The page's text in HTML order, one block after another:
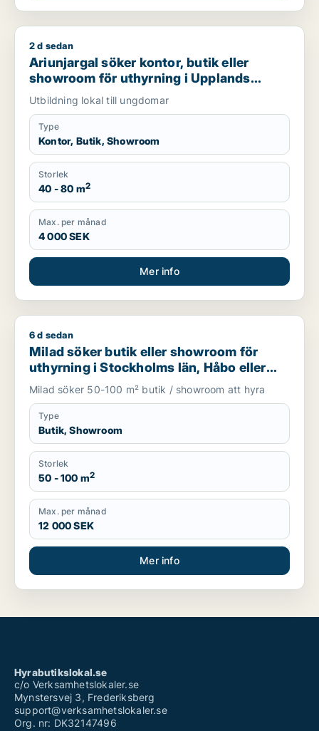
Ariunjargal söker kontor, butik eller showroom för
2 d sedan
Ariunjargal söker kontor, butik eller
showroom för uthyrning i Upplands
Väsby, Sollentuna eller Sundbyberg m.fl.
Utbildning lokal till ungdomar
Type
Kontor, Butik, Showroom
Storlek
40 - 80 m2
Max. per månad
4 000 SEK
Mer info
Milad söker butik eller showroom för uthyrning i Stockholms
6 d sedan
Milad söker butik eller showroom för
uthyrning i Stockholms län, Håbo eller
Knivsta
Milad söker 50-100 m² butik / showroom att hyra
Type
Butik, Showroom
Storlek
50 - 100 m2
Max. per månad
12 000 SEK
Mer info
Hyrabutikslokal.se
c/o Verksamhetslokaler.se
Mynstersvej 3, Frederiksberg
support@verksamhetslokaler.se
Org. nr: DK32147496